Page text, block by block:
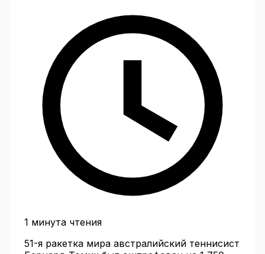
1 минута чтения
51-я ракетка мира австралийский теннисист